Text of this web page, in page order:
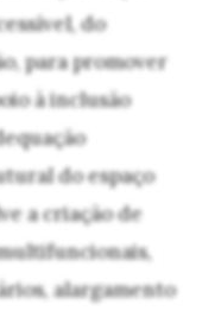
do
para promover
à inclusão
do espaço
a criação de
alargamento